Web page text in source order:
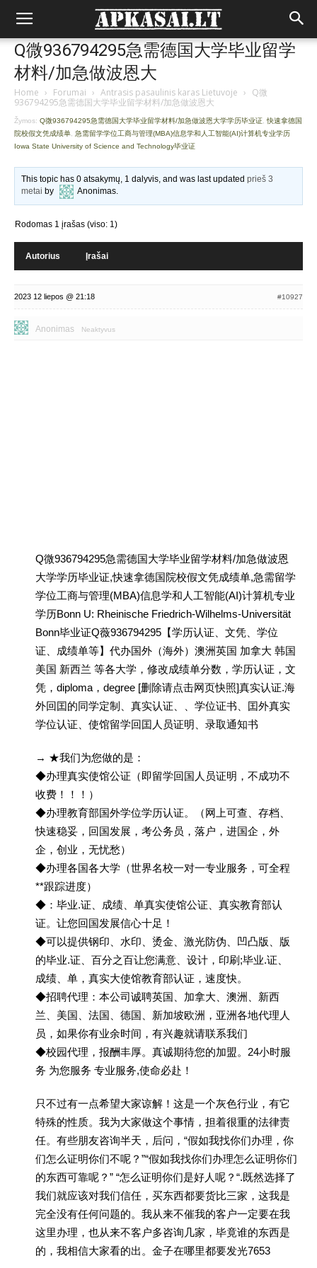
Q微936794295急需德国大学毕业留学
材料/加急做波恩大
Home › Forumai › Antrasis pasaulinis karas Lietuvoje › Q微
936794295急需德国大学毕业留学材料/加急做波恩大
Žymos: Q微936794295急需德国大学毕业留学材料/加急做波恩大学学历毕业证 快速拿德国
院校假文凭成绩单 急需留学学位工商与管理(MBA)信息学和人工智能(AI)计算机专业学历
Iowa State University of Science and Technology毕业证
This topic has 0 atsakymų, 1 dalyvis, and was last updatedprieš 3
metai by Anonimas.
Rodomas 1 įrašas (viso: 1)
Autorius Įrašai
2023 12 liepos @ 21:18 #10927
Anonimas Neaktyvus
Q微936794295急需德国大学毕业留学材料/加急做波恩
大学学历毕业证,快速拿德国院校假文凭成绩单,急需留学
学位工商与管理(MBA)信息学和人工智能(AI)计算机专业
学历Bonn U: Rheinische Friedrich-Wilhelms-Universität
Bonn毕业证Q薇936794295【学历认证、文凭、学位
证、成绩单等】代办国外（海外）澳洲英国 加拿大 韩国
美国 新西兰 等各大学，修改成绩单分数，学历认证，文
凭，diploma，degree [删除请点击网页快照]真实认证.海
外回囯的同学定制、真实认证、、学位证书、囯外真实
学位认证、使馆留学回囯人员证明、录取通知书
→ ★我们为您做的是：
◆办理真实使馆公证（即留学回国人员证明，不成功不
收费！！！）
◆办理教育部国外学位学历认证。（网上可查、存档、
快速稳妥，回国发展，考公务员，落户，进国企，外
企，创业，无忧愁）
◆办理各国各大学（世界名校一对一专业服务，可全程
**跟踪进度）
◆：毕业.证、成绩、单真实使馆公证、真实教育部认
证。让您回国发展信心十足！
◆可以提供钢印、水印、烫金、激光防伪、凹凸版、版
的毕业.证、百分之百让您满意、设计，印刷;毕业.证、
成绩、单，真实大使馆教育部认证，速度快。
◆招聘代理：本公司诚聘英国、加拿大、澳洲、新西
兰、美国、法国、德国、新加坡欧洲，亚洲各地代理人
员，如果你有业余时间，有兴趣就请联系我们
◆校园代理，报酬丰厚。真诚期待您的加盟。24小时服
务 为您服务 专业服务,使命必赴！
只不过有一点希望大家谅解！这是一个灰色行业，有它
特殊的性质。我为大家做这个事情，担着很重的法律责
任。有些朋友咨询半天，后问，“假如我找你们办理，你
们怎么证明你们不呢？”“假如我找你们办理怎么证明你们
的东西可靠呢？” “怎么证明你们是好人呢？“.既然选择了
我们就应该对我们信任，买东西都要货比三家，这我是
完全没有任何问题的。我从来不催我的客户一定要在我
这里办理，也从来不客户多咨询几家，毕竟谁的东西是
的，我相信大家看的出。金子在哪里都要发光7653